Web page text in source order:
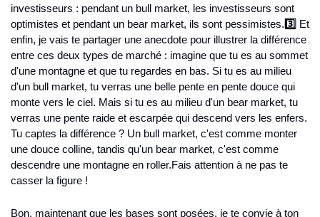
investisseurs : pendant un bull market, les investisseurs sont
optimistes et pendant un bear market, ils sont pessimistes. 3️⃣ Et
enfin, je vais te partager une anecdote pour illustrer la différence
entre ces deux types de marché : imagine que tu es au sommet
d'une montagne et que tu regardes en bas. Si tu es au milieu
d'un bull market, tu verras une belle pente en pente douce qui
monte vers le ciel. Mais si tu es au milieu d'un bear market, tu
verras une pente raide et escarpée qui descend vers les enfers.
Tu captes la différence ? Un bull market, c'est comme monter
une douce colline, tandis qu'un bear market, c'est comme
descendre une montagne en roller.Fais attention à ne pas te
casser la figure !
Bon, maintenant que les bases sont posées, je te convie à ton